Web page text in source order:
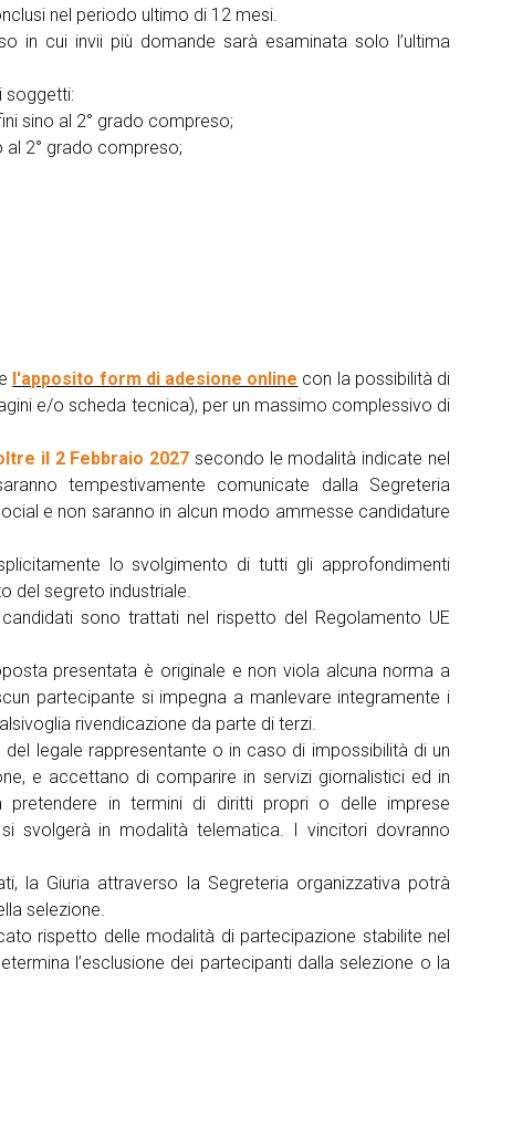
arrow_circle_right
nel periodo ultimo di 12 mesi.
in cui invii più domande sarà esaminata solo l’ultima
soggetti:
sino al 2° grado compreso;
2° grado compreso;
l'apposito form di adesione online con la possibilità di
e/o scheda tecnica), per un massimo complessivo di
il 2 Febbraio 2027 secondo le modalità indicate nel
tempestivamente comunicate dalla Segreteria
e non saranno in alcun modo ammesse candidature
lo svolgimento di tutti gli approfondimenti
del segreto industriale.
sono trattati nel rispetto del Regolamento UE
presentata è originale e non viola alcuna norma a
partecipante si impegna a manlevare integramente i
rivendicazione da parte di terzi.
legale rappresentante o in caso di impossibilità di un
e accettano di comparire in servizi giornalistici ed in
pretendere in termini di diritti propri o delle imprese
svolgerà in modalità telematica. I vincitori dovranno
la Giuria attraverso la Segreteria organizzativa potrà
selezione.
rispetto delle modalità di partecipazione stabilite nel
l’esclusione dei partecipanti dalla selezione o la